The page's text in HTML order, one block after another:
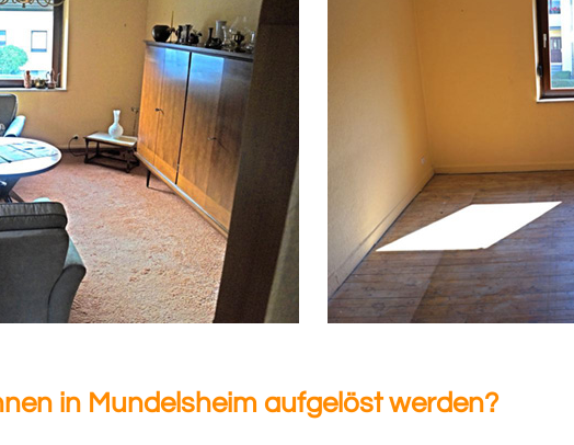
in Mundelsheim aufgelöst werden?